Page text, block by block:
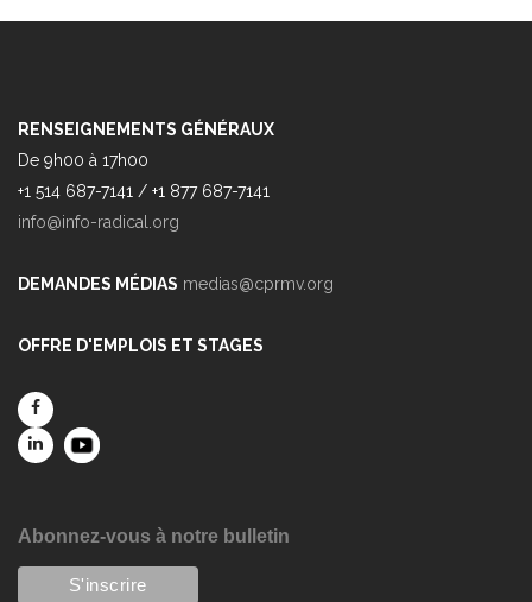
RENSEIGNEMENTS GÉNÉRAUX
De 9h00 à 17h00
+1 514 687-7141 / +1 877 687-7141
info@info-radical.org
DEMANDES MÉDIAS medias@cprmv.org
OFFRE D'EMPLOIS ET STAGES
Abonnez-vous à notre bulletin